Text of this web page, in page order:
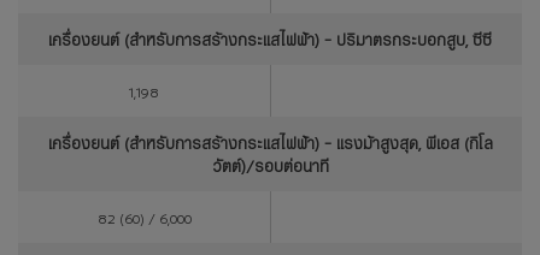
เครื่องยนต์ (สำหรับการสร้างกระแสไฟฟ้า) - ปริมาตรกระบอกสูบ, ซีซี
1,198
เครื่องยนต์ (สำหรับการสร้างกระแสไฟฟ้า) - แรงม้าสูงสุด, พีเอส (กิโล
วัตต์)/รอบต่อนาที
82 (60) / 6,000